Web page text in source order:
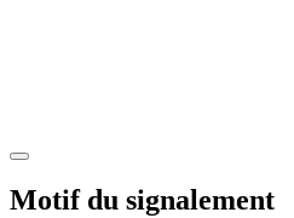
Motif du signalement